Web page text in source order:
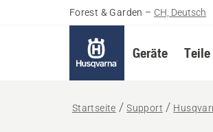
Forest & Garden – CH, Deutsch
Geräte Teile
Startseite Support